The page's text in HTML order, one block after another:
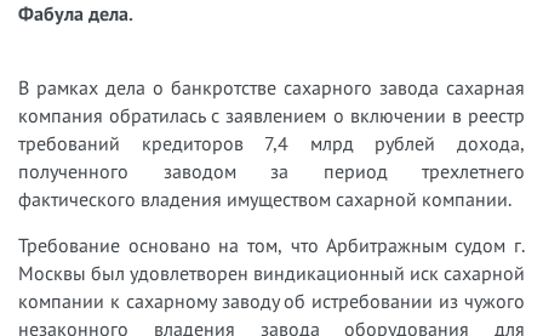
Фабула дела.
В рамках дела о банкротстве сахарного завода сахарная
компания обратилась с заявлением о включении в реестр
требований кредиторов 7,4 млрд рублей дохода,
полученного заводом за период трехлетнего
фактического владения имуществом сахарной компании.
Требование основано на том, что Арбитражным судом г.
Москвы был удовлетворен виндикационный иск сахарной
компании к сахарному заводу об истребовании из чужого
незаконного владения завода оборудования для